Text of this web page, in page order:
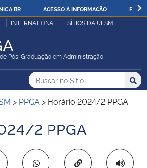
IR
BR ACESSO À INFORMAÇÃO
Pública
INTERNATIONAL SÍTIOS DA UFSM
Pós-Graduação em Administração
do Sítio
Busca
Buscar no no Sítio
Busca:
> PPGA > Horário 2024/2 PPGA
2 PPGA
Copiar para área